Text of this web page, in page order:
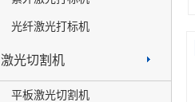
光纤激光打标机
激光切割机
平板激光切割机